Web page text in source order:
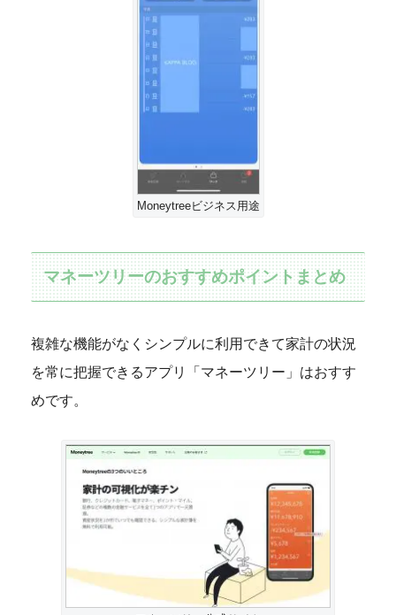
Moneytreeビジネス用途
マネーツリーのおすすめポイントまとめ
複雑な機能がなくシンプルに利用できて家計の状況
を常に把握できるアプリ「マネーツリー」はおすす
めです。